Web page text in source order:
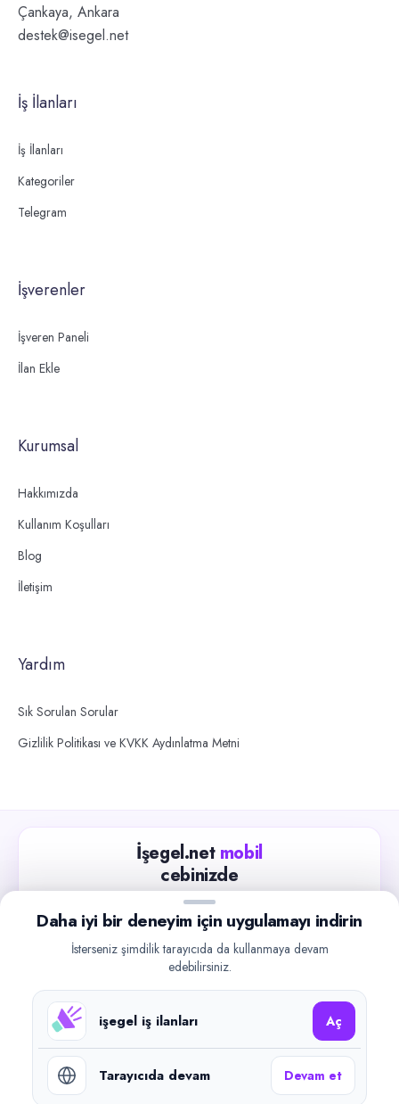
Çankaya, Ankara
destek@isegel.net
İş İlanları
İş İlanları
Kategoriler
Telegram
İşverenler
İşveren Paneli
İlan Ekle
Kurumsal
Hakkımızda
Kullanım Koşulları
Blog
İletişim
Yardım
Sık Sorulan Sorular
Gizlilik Politikası ve KVKK Aydınlatma Metni
İşegel.net mobil
cebinizde
Güncel iş ilanlarını takip edin, işverenlerle hızlıca
iletişime geçin.
Google Play
©2026işegel.net. Tüm hakları saklıdır.
Daha iyi bir deneyim için uygulamayı indirin
İsterseniz şimdilik tarayıcıda da kullanmaya devam
edebilirsiniz.
işegel iş ilanları Aç
Tarayıcıda devam Devam et